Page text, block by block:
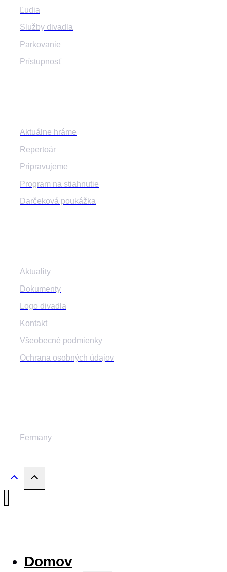
Ľudia
Služby divadla
Parkovanie
Prístupnosť
Aktuálne hráme
Repertoár
Pripravujeme
Program na stiahnutie
Darčeková poukážka
Aktuality
Dokumenty
Logo divadla
Kontakt
Všeobecné podmienky
Ochrana osobných údajov
Fermany
Domov